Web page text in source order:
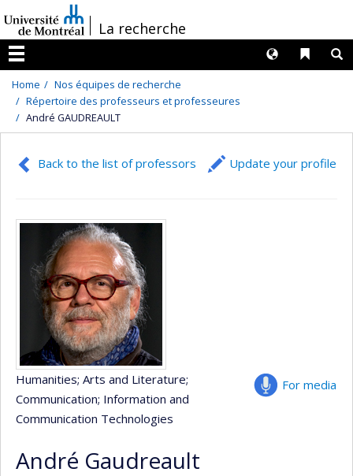
au
contenu
/La recherche
Menu
Liens
Langues
Home
Nos équipes de recherche
Répertoire des professeurs et professeures
André GAUDREAULT
Back to the list of professors Update your profile
For media
Humanities; Arts and Literature;
Communication; Information and
Communication Technologies
André Gaudreault